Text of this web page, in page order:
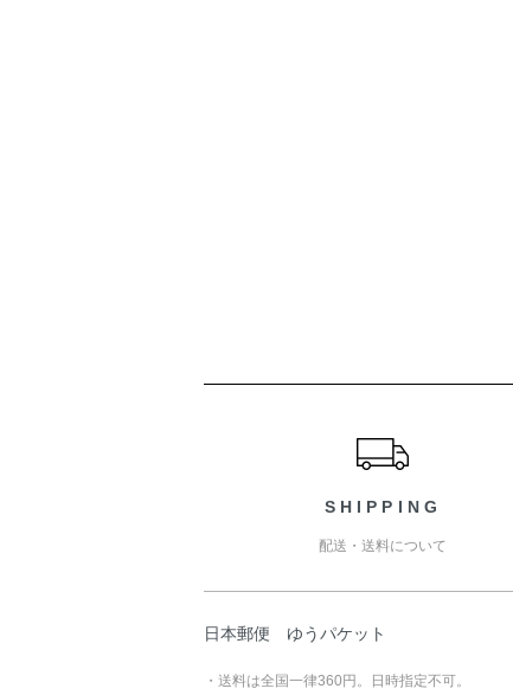
SHIPPING
配送・送料について
日本郵便 ゆうパケット
・送料は全国一律360円。日時指定不可。